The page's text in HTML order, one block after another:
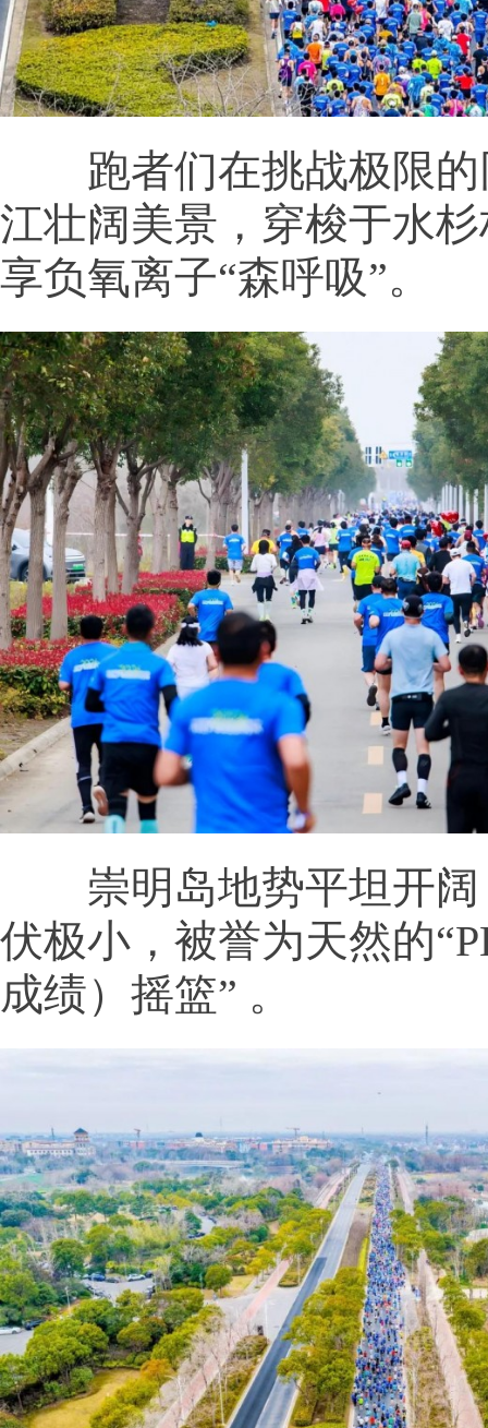
跑者们在挑战极限的
江壮阔美景，穿梭于水
享负氧离子“森呼吸”。
崇明岛地势平坦开阔
伏极小，被誉为天然的
成绩）摇篮” 。